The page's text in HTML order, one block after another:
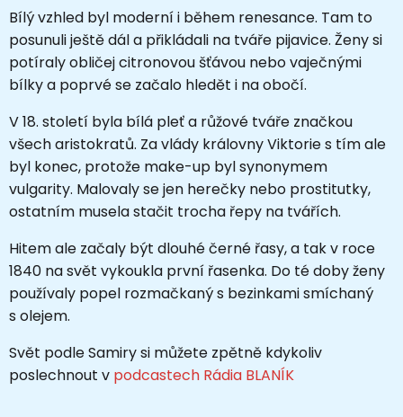
Bílý vzhled byl moderní i během renesance. Tam to
posunuli ještě dál a přikládali na tváře pijavice. Ženy si
potíraly obličej citronovou šťávou nebo vaječnými
bílky a poprvé se začalo hledět i na obočí.
V 18. století byla bílá pleť a růžové tváře značkou
všech aristokratů. Za vlády královny Viktorie s tím ale
byl konec, protože make-up byl synonymem
vulgarity. Malovaly se jen herečky nebo prostitutky,
ostatním musela stačit trocha řepy na tvářích.
Hitem ale začaly být dlouhé černé řasy, a tak v roce
1840 na svět vykoukla první řasenka. Do té doby ženy
používaly popel rozmačkaný s bezinkami smíchaný
s olejem.
Svět podle Samiry si můžete zpětně kdykoliv
poslechnout v podcastech Rádia BLANÍK